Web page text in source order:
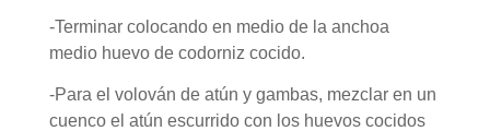
-Terminar colocando en medio de la anchoa
medio huevo de codorniz cocido.
-Para el volován de atún y gambas, mezclar en un
cuenco el atún escurrido con los huevos cocidos